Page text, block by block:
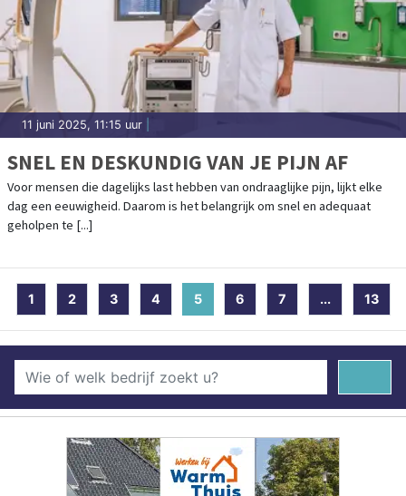
11 juni 2025, 11:15 uur
SNEL EN DESKUNDIG VAN JE PIJN AF
Voor mensen die dagelijks last hebben van ondraaglijke pijn, lijkt elke
dag een eeuwigheid. Daarom is het belangrijk om snel en adequaat
geholpen te [...]
1 2 3 4 5(current)
6 7 ... 13